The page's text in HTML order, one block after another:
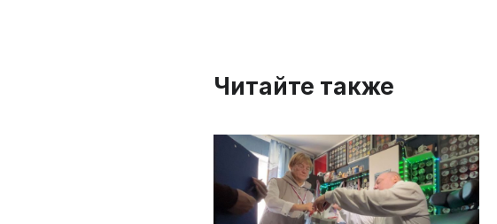
Читайте также